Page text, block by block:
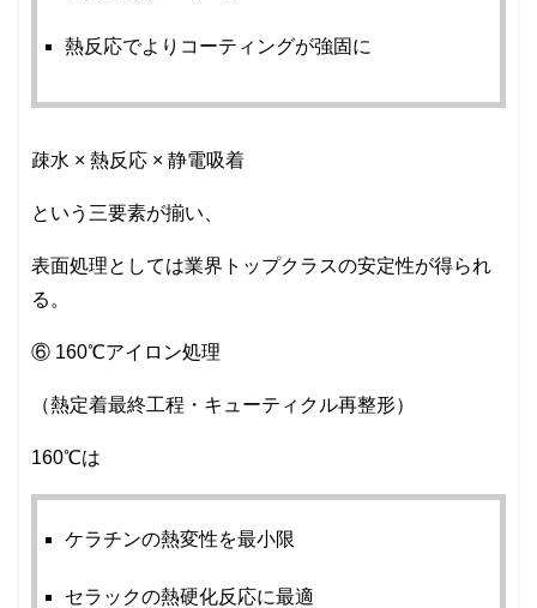
熱反応でよりコーティングが強固に
疎水 × 熱反応 × 静電吸着
という三要素が揃い、
表面処理としては業界トップクラスの安定性が得られ
る。
⑥ 160℃アイロン処理
（熱定着最終工程・キューティクル再整形）
160℃は
ケラチンの熱変性を最小限
セラックの熱硬化反応に最適